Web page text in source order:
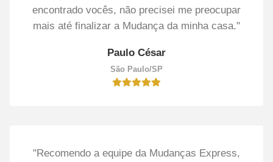
encontrado vocês, não precisei me preocupar
mais até finalizar a Mudança da minha casa."
Paulo César
São Paulo/SP
"Recomendo a equipe da Mudanças Express,